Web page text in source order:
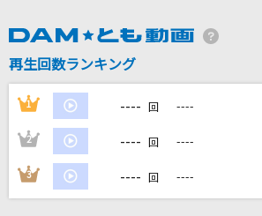
[生音]チェリー
スピッツ
再生回数ランキング
1 ---- 回 ----
2 ---- 回 ----
3 ---- 回 ----